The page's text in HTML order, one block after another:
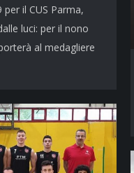
il CUS Parma,
luci: per il nono
al medagliere